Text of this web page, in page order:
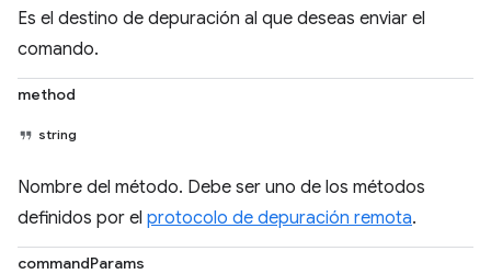
Es el destino de depuración al que deseas enviar el
comando.
method
string
Nombre del método. Debe ser uno de los métodos
definidos por el protocolo de depuración remota.
commandParams